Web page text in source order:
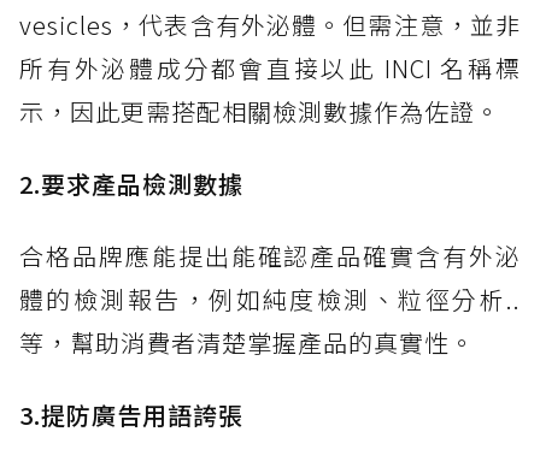
vesicles，代表含有外泌體。但需注意，並非
所有外泌體成分都會直接以此 INCI 名稱標
示，因此更需搭配相關檢測數據作為佐證。
2.要求產品檢測數據
合格品牌應能提出能確認產品確實含有外泌
體的檢測報告，例如純度檢測、粒徑分析..
等，幫助消費者清楚掌握產品的真實性。
3.提防廣告用語誇張